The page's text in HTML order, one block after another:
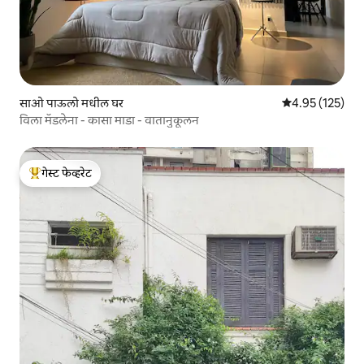
साओ पाऊलो मधील घर 5 पैकी 4.95
4.95 (125)
विला मॅडलेना - कासा माडा - वातानुकूलन
टॉप गेस्ट फेव्हरेट
गेस्ट फेव्हरेट